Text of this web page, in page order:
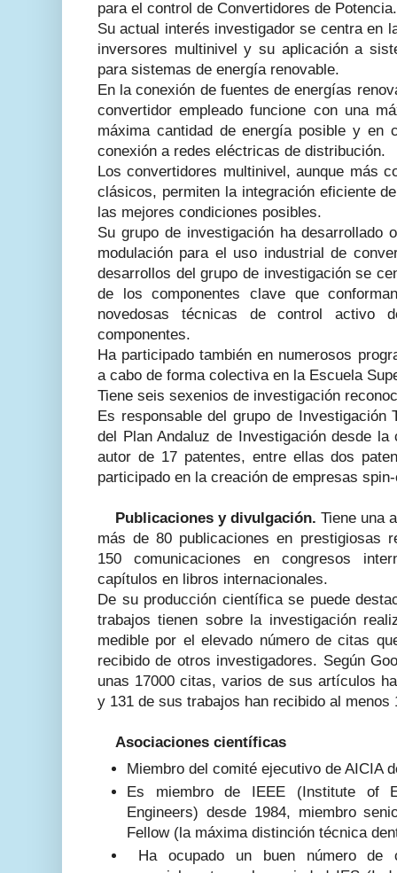
para el control de Convertidores de
Su actual interés investigador se centra en
inversores multinivel y su aplicación a
para sistemas de energía renovable.
En la conexión de fuentes de energías
convertidor empleado funcione con una
máxima cantidad de energía posible y en
conexión a redes eléctricas de distribución.
Los convertidores multinivel, aunque más
clásicos, permiten la integración eficiente
las mejores condiciones posibles.
Su grupo de investigación ha desarrollado
modulación para el uso industrial de
desarrollos del grupo de investigación se
de los componentes clave que
novedosas técnicas de control activo
componentes.
Ha participado también en numerosos
a cabo de forma colectiva en la Escuela
Tiene seis sexenios de investigación
Es responsable del grupo de Investigación
del Plan Andaluz de Investigación desde
autor de 17 patentes, entre ellas dos
participado en la creación de empresas
Publicaciones y divulgación. Tiene una
más de 80 publicaciones en prestigiosas
150 comunicaciones en congresos
capítulos en libros internacionales.
De su producción científica se puede
trabajos tienen sobre la investigación
medible por el elevado número de citas
recibido de otros investigadores. Según
unas 17000 citas, varios de sus artículos
y 131 de sus trabajos han recibido al menos
Asociaciones científicas
Miembro del comité ejecutivo de AICIA
Es miembro de IEEE (Institute of
Engineers) desde 1984, miembro
Fellow (la máxima distinción técnica
Ha ocupado un buen número de